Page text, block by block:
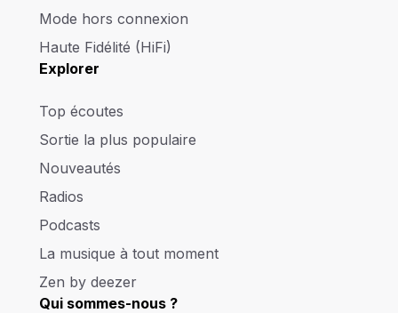
Mode hors connexion
Haute Fidélité (HiFi)
Explorer
Top écoutes
Sortie la plus populaire
Nouveautés
Radios
Podcasts
La musique à tout moment
Zen by deezer
Qui sommes-nous ?